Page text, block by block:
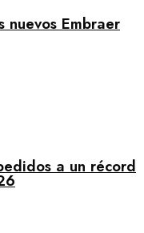
nuevos Embraer
a un récord